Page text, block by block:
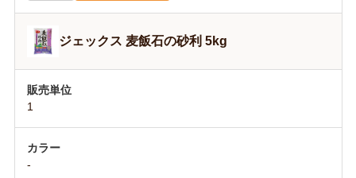
ジェックス 麦飯石の砂利 5kg
1
-